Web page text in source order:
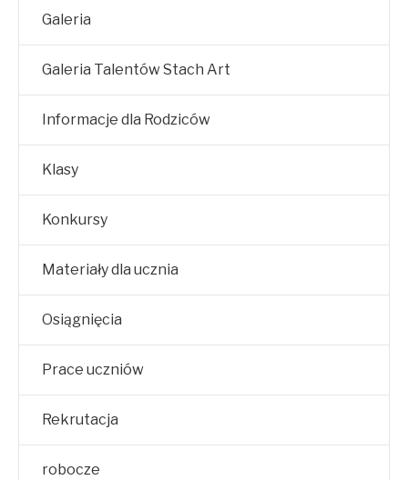
Galeria
Galeria Talentów Stach Art
Informacje dla Rodziców
Klasy
Konkursy
Materiały dla ucznia
Osiągnięcia
Prace uczniów
Rekrutacja
robocze